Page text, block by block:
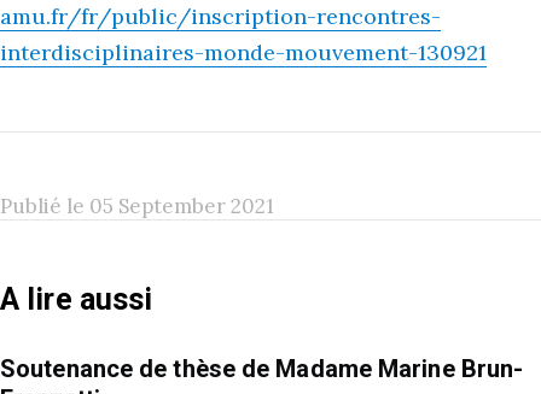
amu.fr/fr/public/inscription-rencontres-
interdisciplinaires-monde-mouvement-130921
Publié le 05 September 2021
A lire aussi
Soutenance de thèse de Madame Marine Brun-